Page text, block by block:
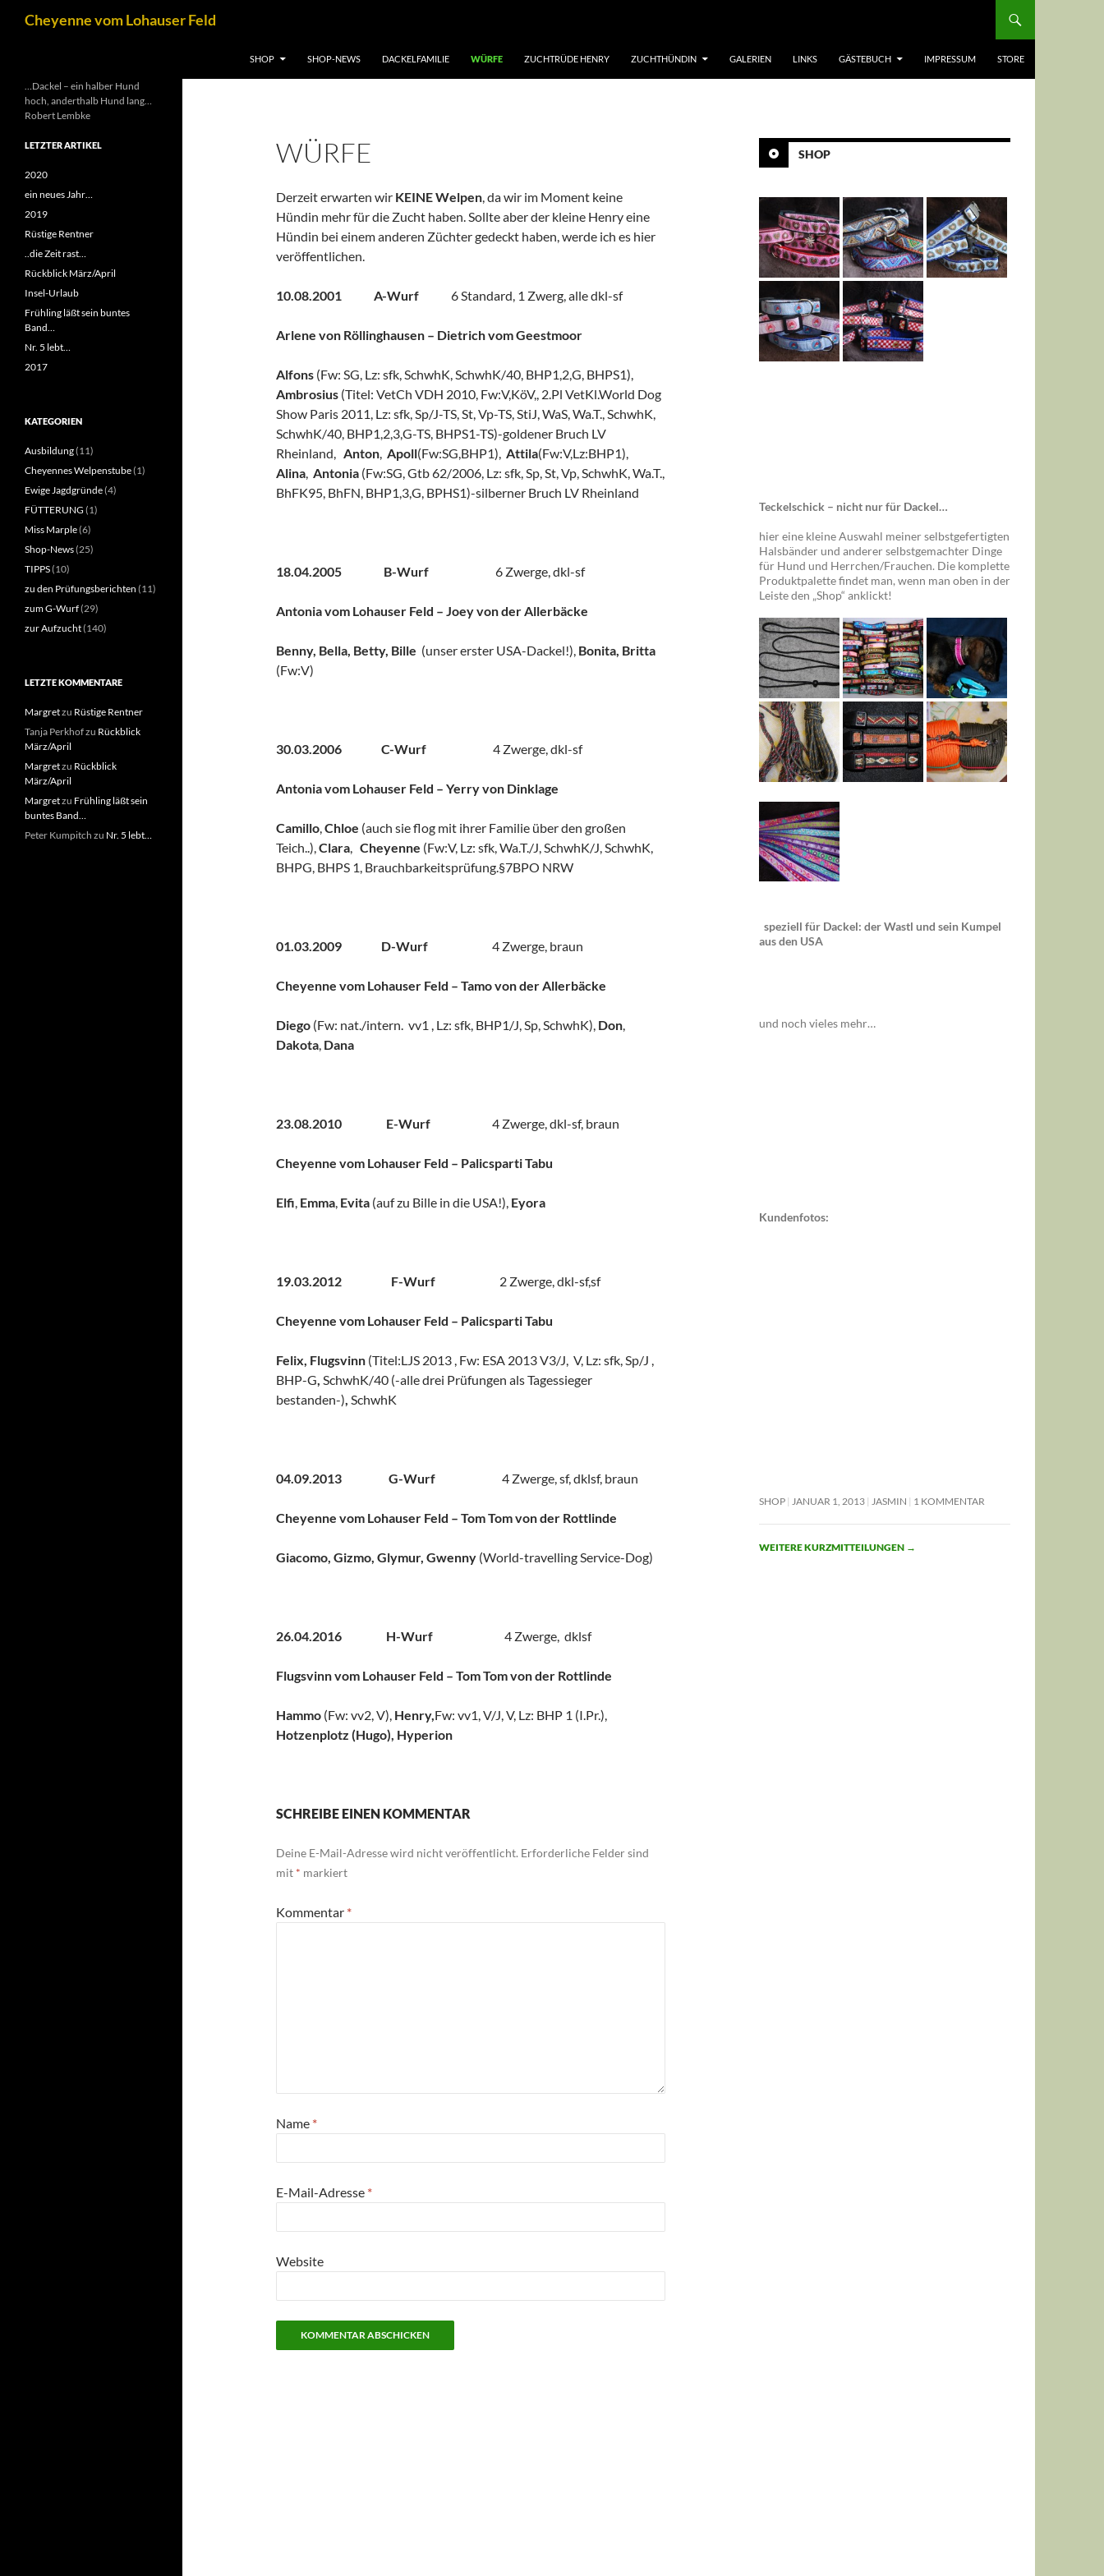
InhaltCheyenne vom Lohauser Feld
SHOP SHOP-NEWS DACKELFAMILIE WÜRFE ZUCHTRÜDE HENRY ZUCHTHÜNDIN GALERIEN LINKS GÄSTEBUCH IMPRESSUM STORE
WÜRFE
Derzeit erwarten wir KEINE Welpen, da wir im Moment keine
Hündin mehr für die Zucht haben. Sollte aber der kleine Henry eine
Hündin bei einem anderen Züchter gedeckt haben, werde ich es hier
veröffentlichen.
10.08.2001 A-Wurf 6 Standard, 1 Zwerg, alle dkl-sf
Arlene von Röllinghausen – Dietrich vom Geestmoor
Alfons (Fw: SG, Lz: sfk, SchwhK, SchwhK/40, BHP1,2,G, BHPS1),
Ambrosius (Titel: VetCh VDH 2010, Fw:V,KöV,, 2.Pl VetKl.World Dog
Show Paris 2011, Lz: sfk, Sp/J-TS, St, Vp-TS, StiJ, WaS, Wa.T., SchwhK,
SchwhK/40, BHP1,2,3,G-TS, BHPS1-TS)-goldener Bruch LV
Rheinland, Anton, Apoll(Fw:SG,BHP1), Attila(Fw:V,Lz:BHP1),
Alina, Antonia (Fw:SG, Gtb 62/2006, Lz: sfk, Sp, St, Vp, SchwhK, Wa.T.,
BhFK95, BhFN, BHP1,3,G, BPHS1)-silberner Bruch LV Rheinland
18.04.2005 B-Wurf 6 Zwerge, dkl-sf
Antonia vom Lohauser Feld – Joey von der Allerbäcke
Benny, Bella, Betty, Bille (unser erster USA-Dackel!), Bonita, Britta
(Fw:V)
30.03.2006 C-Wurf 4 Zwerge, dkl-sf
Antonia vom Lohauser Feld – Yerry von Dinklage
Camillo,Chloe (auch sie flog mit ihrer Familie über den großen
Teich..),Clara, Cheyenne (Fw:V, Lz: sfk, Wa.T./J, SchwhK/J, SchwhK,
BHPG, BHPS 1, Brauchbarkeitsprüfung.§7BPO NRW
01.03.2009 D-Wurf 4 Zwerge, braun
Cheyenne vom Lohauser Feld – Tamo von der Allerbäcke
Diego (Fw: nat./intern. vv1 , Lz: sfk, BHP1/J, Sp, SchwhK), Don,
Dakota, Dana
23.08.2010 E-Wurf 4 Zwerge, dkl-sf, braun
Cheyenne vom Lohauser Feld – Palicsparti Tabu
Elfi, Emma, Evita (auf zu Bille in die USA!), Eyora
19.03.2012 F-Wurf 2 Zwerge, dkl-sf,sf
Cheyenne vom Lohauser Feld – Palicsparti Tabu
Felix, Flugsvinn (Titel:LJS 2013 , Fw: ESA 2013 V3/J, V, Lz: sfk, Sp/J ,
BHP-G, SchwhK/40 (-alle drei Prüfungen als Tagessieger
bestanden-), SchwhK
04.09.2013 G-Wurf 4 Zwerge, sf, dklsf, braun
Cheyenne vom Lohauser Feld – Tom Tom von der Rottlinde
Giacomo, Gizmo, Glymur, Gwenny (World-travelling Service-Dog)
26.04.2016 H-Wurf 4 Zwerge, dklsf
Flugsvinn vom Lohauser Feld – Tom Tom von der Rottlinde
Hammo (Fw: vv2, V), Henry,Fw: vv1, V/J, V, Lz: BHP 1 (I.Pr.),
Hotzenplotz (Hugo), Hyperion
SCHREIBE EINEN KOMMENTAR
Deine E-Mail-Adresse wird nicht veröffentlicht. Erforderliche Felder sind
mit * markiert
Kommentar *
Name *
E-Mail-Adresse *
Website
SHOP
Teckelschick – nicht nur für Dackel…
hier eine kleine Auswahl meiner selbstgefertigten
Halsbänder und anderer selbstgemachter Dinge
für Hund und Herrchen/Frauchen. Die komplette
Produktpalette findet man, wenn man oben in der
Leiste den „Shop“ anklickt!
speziell für Dackel: der Wastl und sein Kumpel
aus den USA
und noch vieles mehr…
Kundenfotos:
SHOP JANUAR 1, 2013 JASMIN 1 KOMMENTAR
WEITERE KURZMITTEILUNGEN →
…Dackel – ein halber Hund
hoch, anderthalb Hund lang…
Robert Lembke
LETZTER ARTIKEL
2020
ein neues Jahr…
2019
Rüstige Rentner
..die Zeit rast…
Rückblick März/April
Insel-Urlaub
Frühling läßt sein buntes
Band…
Nr. 5 lebt…
2017
KATEGORIEN
Ausbildung(11)
Cheyennes Welpenstube(1)
Ewige Jagdgründe(4)
FÜTTERUNG (1)
Miss Marple(6)
Shop-News(25)
TIPPS(10)
zu den Prüfungsberichten (11)
zum G-Wurf(29)
zur Aufzucht(140)
LETZTE KOMMENTARE
Margretzu Rüstige Rentner
Tanja Perkhofzu Rückblick
März/April
Margretzu Rückblick
März/April
Margretzu Frühling läßt sein
buntes Band…
Peter Kumpitch zu Nr. 5 lebt…